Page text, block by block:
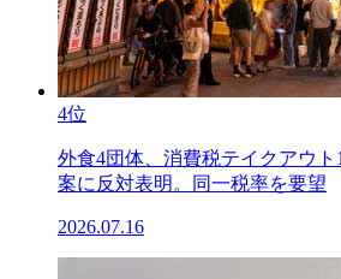
4位
外食4団体、消費税テイクアウト
案に反対表明。同一税率を要望
2026.07.16